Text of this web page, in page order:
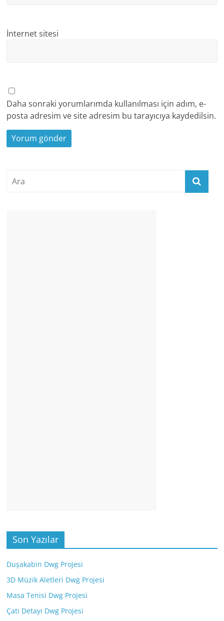
İnternet sitesi
Daha sonraki yorumlarımda kullanılması için adım, e-
posta adresim ve site adresim bu tarayıcıya kaydedilsin.
Son Yazılar
Duşakabin Dwg Projesi
3D Müzik Aletleri Dwg Projesi
Masa Tenisi Dwg Projesi
Çatı Detayı Dwg Projesi